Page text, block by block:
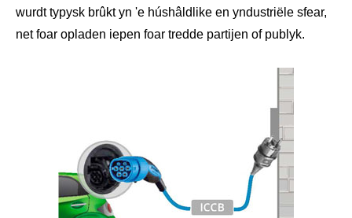
wurdt typysk brûkt yn 'e húshâldlike en yndustriële sfear,
net foar opladen iepen foar tredde partijen of publyk.